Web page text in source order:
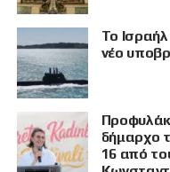
Το
νέο
δήμαρχο
16 από